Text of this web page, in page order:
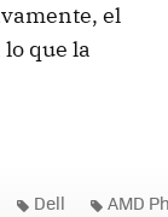
el
lo que la
Dell AMD